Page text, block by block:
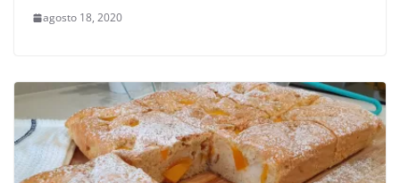
agosto 18, 2020